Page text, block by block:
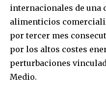
internacionales de una
alimenticios
por tercer mes
por los altos costes
perturbaciones
Medio.